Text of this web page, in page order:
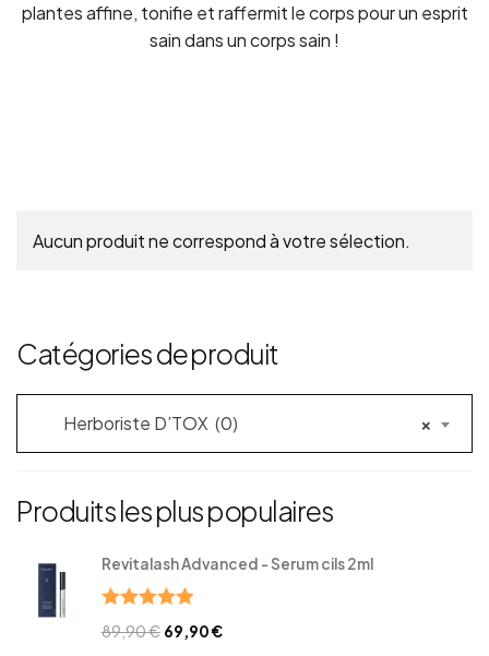
plantes affine, tonifie et raffermit le corps pour un esprit
sain dans un corps sain !
Aucun produit ne correspond à votre sélection.
Catégories de produit
×
Herboriste D’TOX (0)
Produits les plus populaires
Revitalash Advanced - Serum cils 2ml
Note5.00
89,90€ 69,90€